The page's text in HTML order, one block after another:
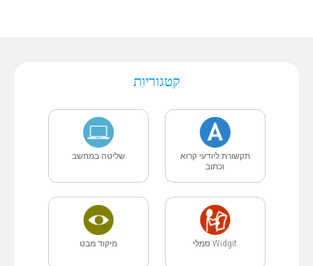
קטגוריות
תקשורת ליודעי קרוא
וכתוב
שליטה במחשב
Widgit סמלי מיקוד מבט